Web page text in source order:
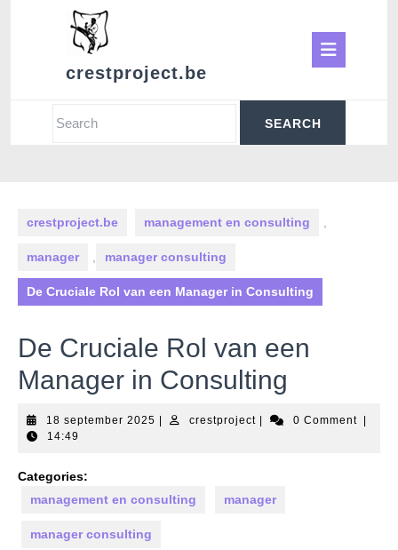
crestproject.be
Search
crestproject.be management en consulting
manager manager consulting
De Cruciale Rol van een Manager in Consulting
De Cruciale Rol van een
Manager in Consulting
18 september 2025 18
crestprojectcrestproject0 Comment
14:49
Categories:
management en consulting
manager
manager consulting